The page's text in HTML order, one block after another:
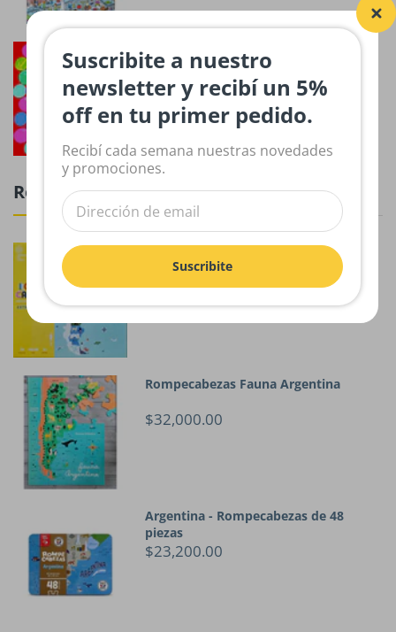
100 actividades para liberar la
creatividad
$38,000.00
Rompecabezas
Rompecabezas Provincias Argentinas
$40,000.00
Rompecabezas Fauna Argentina
$32,000.00
Argentina - Rompecabezas de 48
piezas
$23,200.00
Suscribite a nuestro
newsletter y recibí un 5%
off en tu primer pedido.
Recibí cada semana nuestras novedades
y promociones.
Suscribite